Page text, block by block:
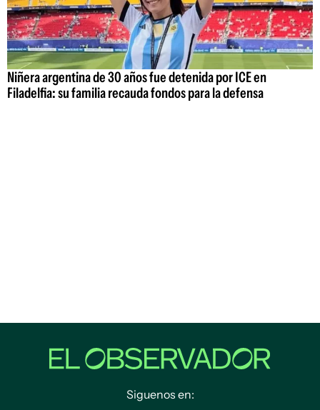
Niñera argentina de 30 años fue detenida por ICE en
Filadelfia: su familia recauda fondos para la defensa
Siguenos en: